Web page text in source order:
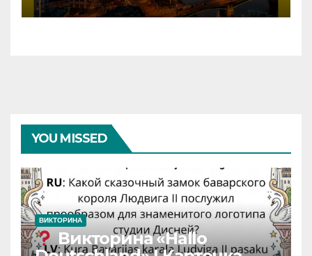
YOU MISSED
ВИКТОРИНА
Викторина «Hallo